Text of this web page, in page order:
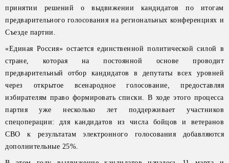
принятии решений о выдвижении кандидатов по итогам
предварительного голосования на региональных конференциях и
Съезде партии.
«Единая Россия» остается единственной политической силой в
стране, которая на постоянной основе проводит
предварительный отбор кандидатов в депутаты всех уровней
через открытое всенародное голосование, предоставляя
избирателям право формировать списки. В ходе этого процесса
партия уже несколько лет поддерживает участников
спецоперации: для кандидатов из числа бойцов и ветеранов
СВО к результатам электронного голосования добавляются
дополнительные 25%.